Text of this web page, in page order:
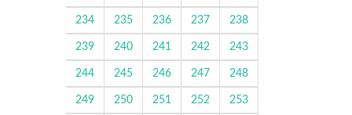
234 235 236 237 238
239 240 241 242 243
244 245 246 247 248
249 250 251 252 253